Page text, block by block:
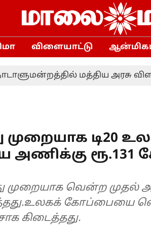
விளையாட்டு
மத்திய அரசு விளக்கம்!
முறையாக டி20
ரூ.131
முறையாக வென்ற முதல்
கோப்பையை
கிடைத்தது.